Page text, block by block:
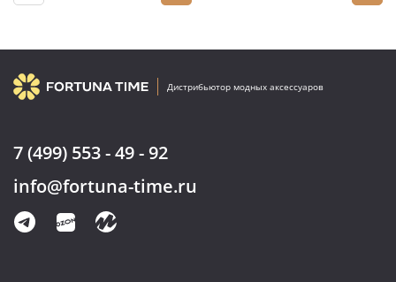
Дистрибьютор модных аксессуаров
7 (499) 553 - 49 - 92
info@fortuna-time.ru